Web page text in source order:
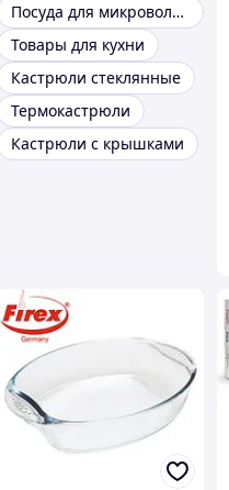
Посуда для микроволновки
Товары для кухни
Кастрюли стеклянные
Термокастрюли
Кастрюли с крышками